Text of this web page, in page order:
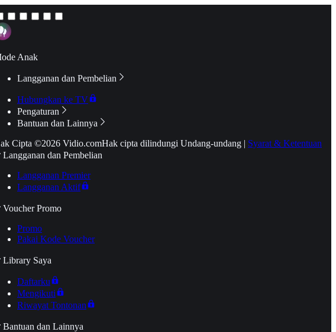
Anak
Langganan dan Pembelian
Hubungkan ke TV
Pengaturan
Bantuan dan Lainnya
Cipta ©2026 Vidio.comHak cipta dilindungi Undang-undang | Syarat & Ketentuan
Langganan dan Pembelian
Langganan Premier
Langganan Aktif
Voucher Promo
Promo
Pakai Kode Voucher
Library Saya
Daftarku
Mengikuti
Riwayat Tontonan
Bantuan dan Lainnya